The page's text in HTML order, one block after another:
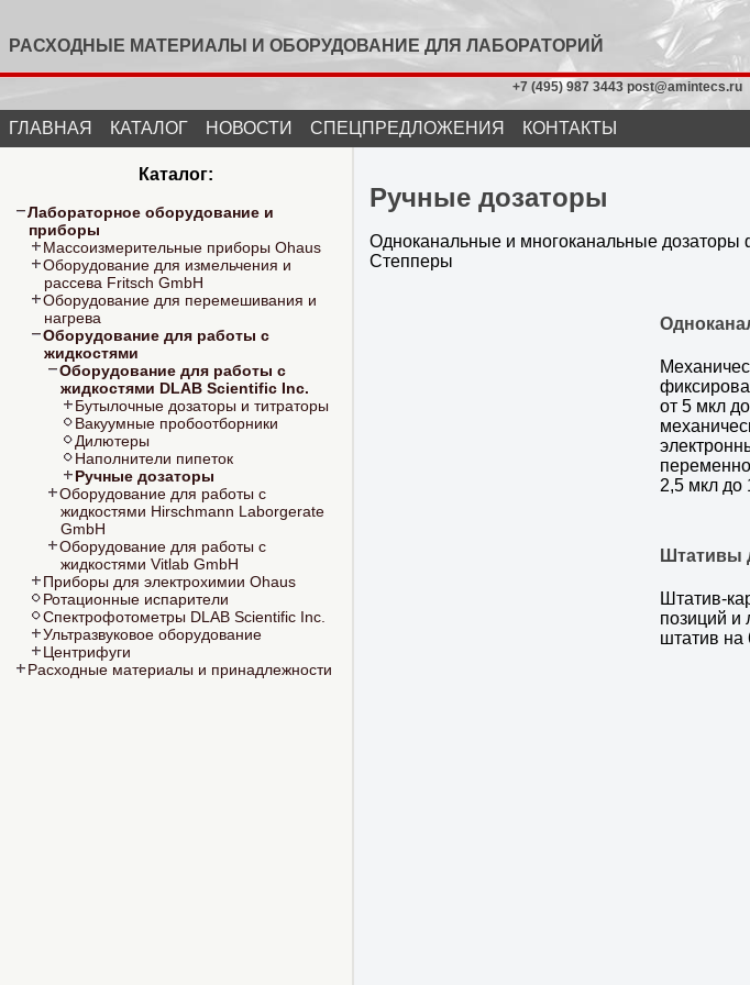
РАСХОДНЫЕ МАТЕРИАЛЫ И ОБОРУДОВАНИЕ ДЛЯ ЛАБОРАТОРИЙ
+7 (495) 987 3443 post@amintecs.ru
ГЛАВНАЯ КАТАЛОГ НОВОСТИ СПЕЦПРЕДЛОЖЕНИЯ КОНТАКТЫ
Каталог:
Лабораторное оборудование и
приборы
Массоизмерительные приборы Ohaus
Оборудование для измельчения и
рассева Fritsch GmbH
Оборудование для перемешивания и
нагрева
Оборудование для работы с
жидкостями
Оборудование для работы с
жидкостями DLAB Scientific Inc.
Бутылочные дозаторы и титраторы
Вакуумные пробоотборники
Дилютеры
Наполнители пипеток
Ручные дозаторы
Оборудование для работы с
жидкостями Hirschmann Laborgerate
GmbH
Оборудование для работы с
жидкостями Vitlab GmbH
Приборы для электрохимии Ohaus
Ротационные испарители
Спектрофотометры DLAB Scientific Inc.
Ультразвуковое оборудование
Центрифуги
Расходные материалы и принадлежности
Ручные дозаторы
Одноканальные и многоканальные дозаторы
Степперы
от 5 мкл
2,5 мкл до
Штативы
Штатив-
позиций и
штатив на